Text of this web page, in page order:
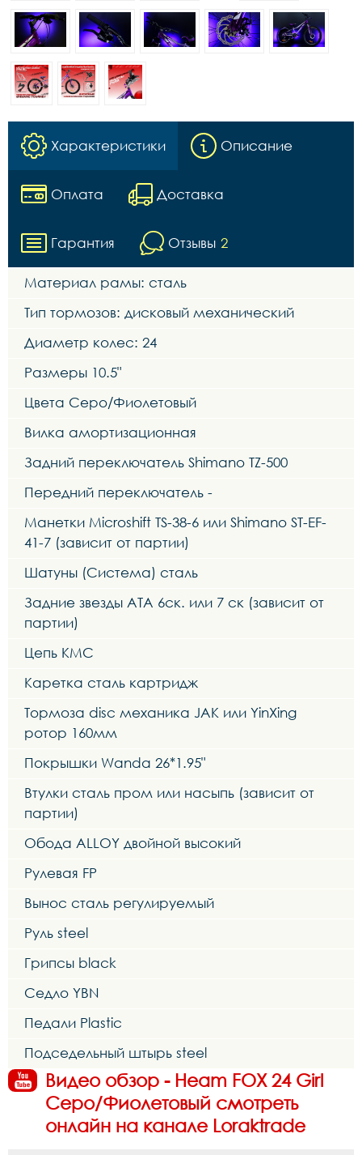
Характеристики Описание
Оплата Доставка
Гарантия Отзывы 2
Материал рамы: сталь
Тип тормозов: дисковый механический
Диаметр колес: 24
Размеры 10.5"
Цвета Серо/Фиолетовый
Вилка амортизационная
Задний переключатель Shimano TZ-500
Передний переключатель -
Манетки Microshift TS-38-6 или Shimano ST-EF-
41-7 (зависит от партии)
Шатуны (Система) сталь
Задние звезды ATA 6ск. или 7 ск (зависит от
партии)
Цепь KMC
Каретка сталь картридж
Тормоза disc механика JAK или YinXing
ротор 160мм
Покрышки Wanda 26*1.95"
Втулки сталь пром или насыпь (зависит от
партии)
Обода ALLOY двойной высокий
Рулевая FP
Вынос сталь регулируемый
Руль steel
Грипсы black
Седло YBN
Педали Plastic
Подседельный штырь steel
Видео обзор - Heam FOX 24 Girl
Серо/Фиолетовый смотреть
онлайн на канале Loraktrade